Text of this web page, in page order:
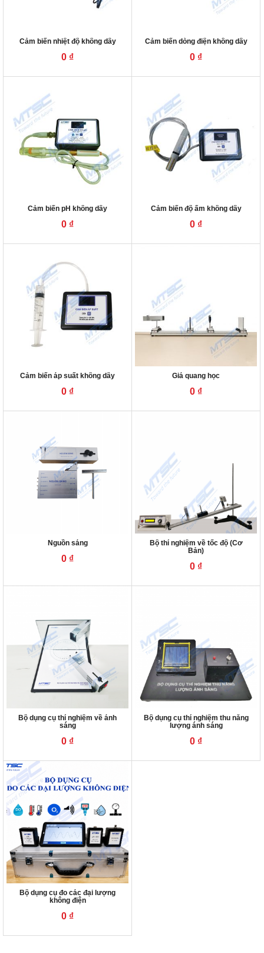
Cảm biến nhiệt độ không dây
0 ₫
Cảm biến dòng điện không dây
0 ₫
Cảm biến pH không dây
0 ₫
Cảm biến độ ẩm không dây
0 ₫
Cảm biến áp suất không dây
0 ₫
Giá quang học
0 ₫
Nguồn sáng
0 ₫
Bộ thí nghiệm về tốc độ (Cơ
Bản)
0 ₫
Bộ dụng cụ thí nghiệm về ánh
sáng
0 ₫
Bộ dụng cụ thí nghiệm thu năng
lượng ánh sáng
0 ₫
Bộ dụng cụ đo các đại lượng
không điện
0 ₫